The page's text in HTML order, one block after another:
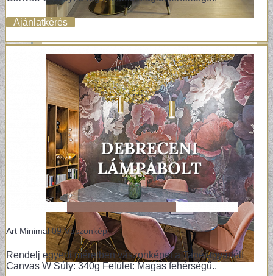
Ajánlatkérés
Art Minimal 09-Vászonkép
Rendelj egyedi méretben vászonképet a Tapétagyártól!
Canvas W Súly: 340g Felület: Magas fehérségű..